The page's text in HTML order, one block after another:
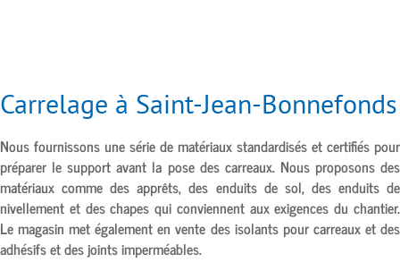
Carrelage à Saint-Jean-Bonnefonds
Nous fournissons une série de matériaux standardisés et certifiés pour
préparer le support avant la pose des carreaux. Nous proposons des
matériaux comme des apprêts, des enduits de sol, des enduits de
nivellement et des chapes qui conviennent aux exigences du chantier.
Le magasin met également en vente des isolants pour carreaux et des
adhésifs et des joints imperméables.